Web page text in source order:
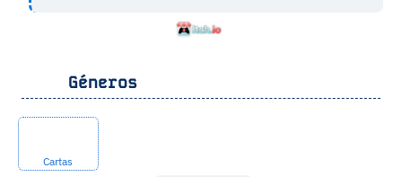
Géneros
Cartas